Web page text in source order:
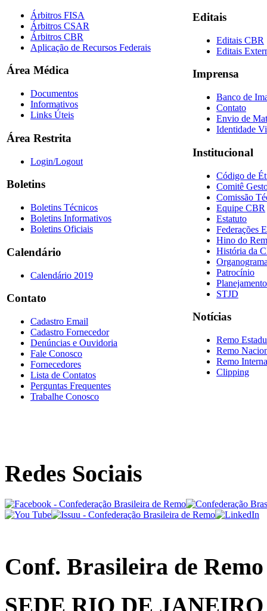
Árbitros FISA
Árbitros CSAR
Árbitros CBR
Aplicação de Recursos Federais
Área Médica
Documentos
Informativos
Links Úteis
Área Restrita
Login/Logout
Boletins
Boletins Técnicos
Boletins Informativos
Boletins Oficiais
Calendário
Calendário 2019
Contato
Cadastro Email
Cadastro Fornecedor
Denúncias e Ouvidoria
Fale Conosco
Fornecedores
Lista de Contatos
Perguntas Frequentes
Trabalhe Conosco
Editais
Editais CBR
Editais
Imprensa
Banco de
Contato
Envio de
Identidade
Institucional
Código de
Comitê
Comissão
Equipe CBR
Estatuto
Federações
Hino do
História da
Patrocínio
STJD
Notícias
Remo
Remo
Remo
Clipping
Redes Sociais
Conf. Brasileira de Remo
SEDE RIO DE JANEIRO